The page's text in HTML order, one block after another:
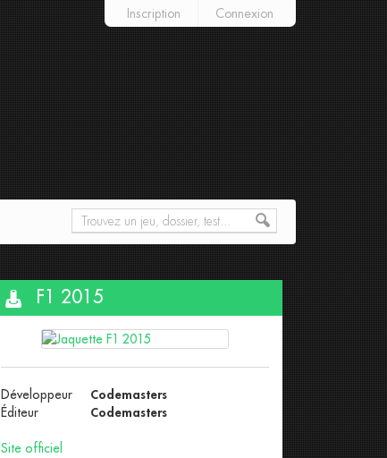
Inscription Connexion
F1 2015
Développeur
Codemasters
Éditeur
Codemasters
Site officiel